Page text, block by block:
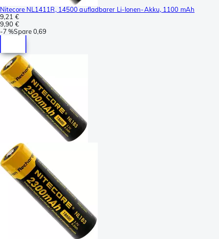
Nitecore NL1411R, 14500 aufladbarer Li-Ionen-Akku, 1100 mAh
9,21 €
9,90 €
-7 %Spare0,69